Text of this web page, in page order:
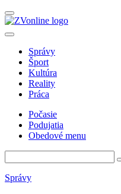
Správy
Šport
Kultúra
Reality
Práca
Počasie
Podujatia
Obedové menu
Správy